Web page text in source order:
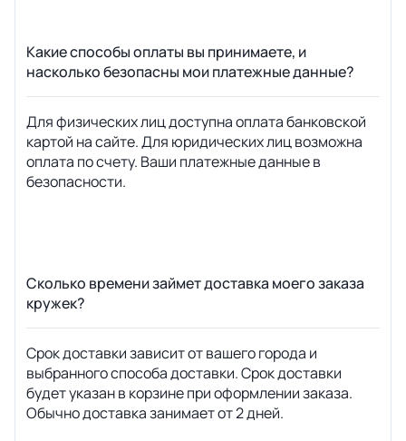
Какие способы оплаты вы принимаете, и
насколько безопасны мои платежные данные?
Для физических лиц доступна оплата банковской
картой на сайте. Для юридических лиц возможна
оплата по счету. Ваши платежные данные в
безопасности.
Сколько времени займет доставка моего заказа
кружек?
Срок доставки зависит от вашего города и
выбранного способа доставки. Срок доставки
будет указан в корзине при оформлении заказа.
Обычно доставка занимает от 2 дней.